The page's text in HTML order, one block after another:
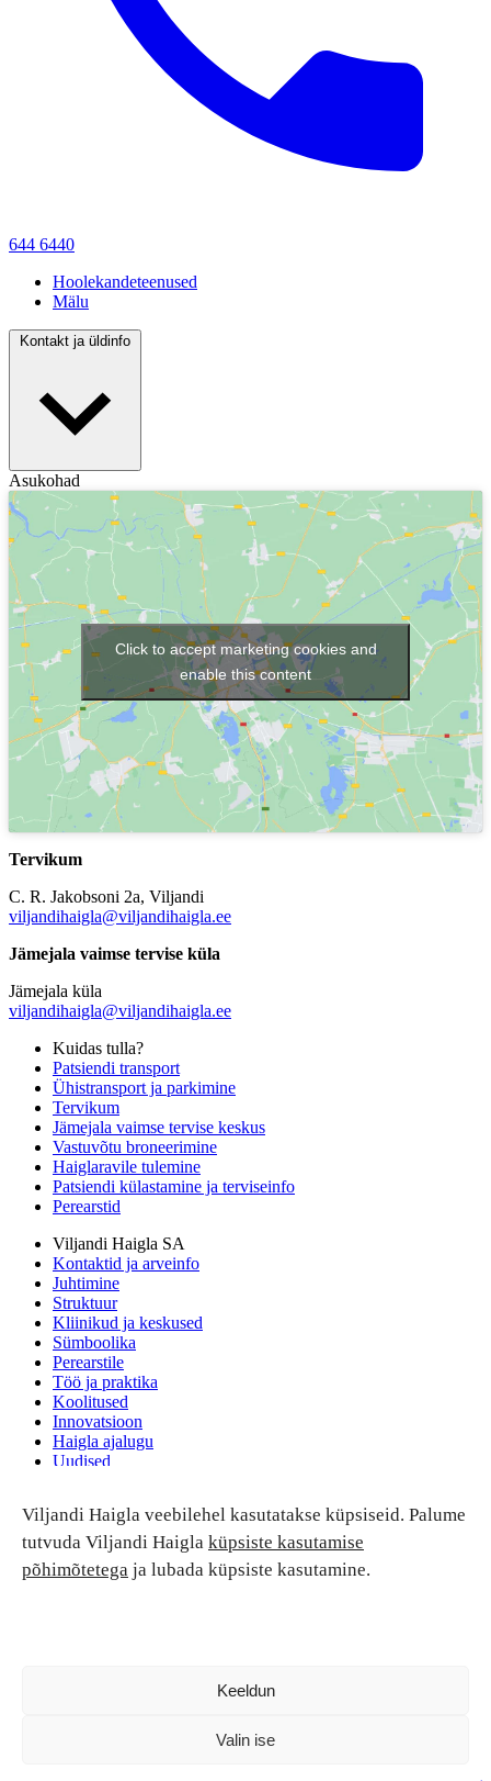
Viljandi Haigla veebilehel kasutatakse küpsiseid. Palume
tutvuda Viljandi Haigla küpsiste kasutamise
põhimõtetega ja lubada küpsiste kasutamine.
Keeldun
Valin ise
644 6440
Hoolekandeteenused
Mälu
Kontakt ja üldinfo
Asukohad
Click to accept marketing cookies and
enable this content
Tervikum
C. R. Jakobsoni 2a, Viljandi
viljandihaigla@viljandihaigla.ee
Jämejala vaimse tervise küla
Jämejala küla
viljandihaigla@viljandihaigla.ee
Kuidas tulla?
Patsiendi transport
Ühistransport ja parkimine
Tervikum
Jämejala vaimse tervise keskus
Vastuvõtu broneerimine
Haiglaravile tulemine
Patsiendi külastamine ja terviseinfo
Perearstid
Viljandi Haigla SA
Kontaktid ja arveinfo
Juhtimine
Struktuur
Kliinikud ja keskused
Sümboolika
Perearstile
Töö ja praktika
Koolitused
Innovatsioon
Haigla ajalugu
Uudised
Patsiendi turvalisus ja õigused
Patsiendi õigused ja kohustused
Patsiendiohutus
Patsientide nõukoda